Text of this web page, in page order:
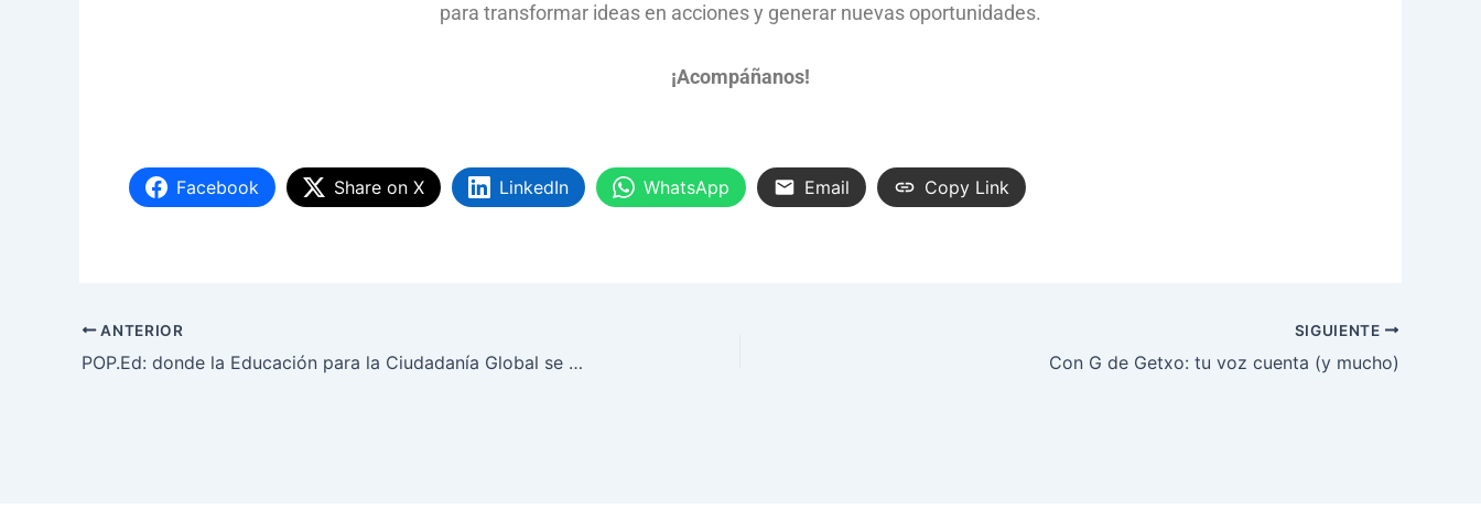
para transformar ideas en acciones y generar nuevas oportunidades.
¡Acompáñanos!
Facebook Share on X LinkedIn WhatsApp Email Copy Link
ANTERIOR
POP.Ed: donde la Educación para la Ciudadanía Global se vuelve POP
SIGUIENTE
Con G de Getxo: tu voz cuenta (y mucho)